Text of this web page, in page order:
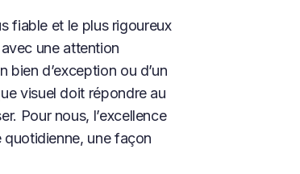
fiable et le plus rigoureux
une attention
bien d’exception ou d’un
visuel doit répondre au
Pour nous, l’excellence
quotidienne, une façon